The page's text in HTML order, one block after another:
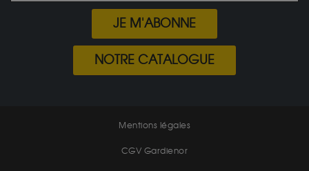
JE M'ABONNE
NOTRE CATALOGUE
Mentions légales
CGV Gardienor